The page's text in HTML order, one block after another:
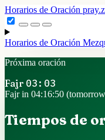
Horarios de Oración
Horarios de Oración
Próxima oración
Fajr 03:03
Fajr in 04:16:50
Tiempos de